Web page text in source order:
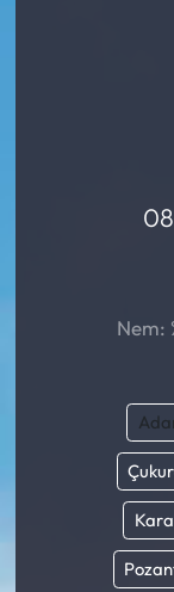
Nem:
İskilip
Kültür
Laçin
Magazin